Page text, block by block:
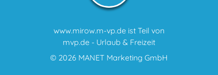
www.mirow.m-vp.de ist Teil von
mvp.de - Urlaub & Freizeit
© 2026 MANET Marketing GmbH